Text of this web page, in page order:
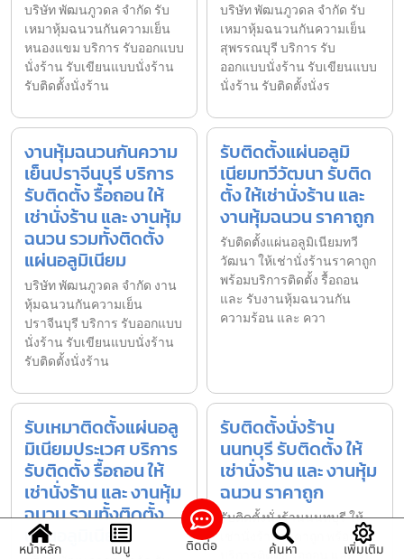
บริษัท พัฒนภูวดล จำกัด รับ
เหมาหุ้มฉนวนกันความเย็น
หนองแขม บริการ รับออกแบบ
นั่งร้าน รับเขียนแบบนั่งร้าน
รับติดตั้งนั่งร้าน
บริษัท พัฒนภูวดล จำกัด รับ
เหมาหุ้มฉนวนกันความเย็น
สุพรรณบุรี บริการ รับ
ออกแบบนั่งร้าน รับเขียนแบบ
นั่งร้าน รับติดตั้งนั่งร
งานหุ้มฉนวนกันความ
เย็นปราจีนบุรี บริการ
รับติดตั้ง รื้อถอน ให้
เช่านั่งร้าน และ งานหุ้ม
ฉนวน รวมทั้งติดตั้ง
แผ่นอลูมิเนียม
บริษัท พัฒนภูวดล จำกัด งาน
หุ้มฉนวนกันความเย็น
ปราจีนบุรี บริการ รับออกแบบ
นั่งร้าน รับเขียนแบบนั่งร้าน
รับติดตั้งนั่งร้าน
รับติดตั้งแผ่นอลูมิ
เนียมทวีวัฒนา รับติด
ตั้ง ให้เช่านั่งร้าน และ
งานหุ้มฉนวน ราคาถูก
รับติดตั้งแผ่นอลูมิเนียมทวี
วัฒนา ให้เช่านั่งร้านราคาถูก
พร้อมบริการติดตั้ง รื้อถอน
และ รับงานหุ้มฉนวนกัน
ความร้อน และ ควา
รับเหมาติดตั้งแผ่นอลู
มิเนียมประเวศ บริการ
รับติดตั้ง รื้อถอน ให้
เช่านั่งร้าน และ งานหุ้ม
ฉนวน รวมทั้งติดตั้ง
แผ่นอลูมิเนียม
รับติดตั้งนั่งร้าน
นนทบุรี รับติดตั้ง ให้
เช่านั่งร้าน และ งานหุ้ม
ฉนวน ราคาถูก
รับติดตั้งนั่งร้านนนทบุรี ให้
เช่านั่งร้านราคาถูก พร้อม
หน้าหลัก เมนู ติดต่อ ค้นหา เพิ่มเติม